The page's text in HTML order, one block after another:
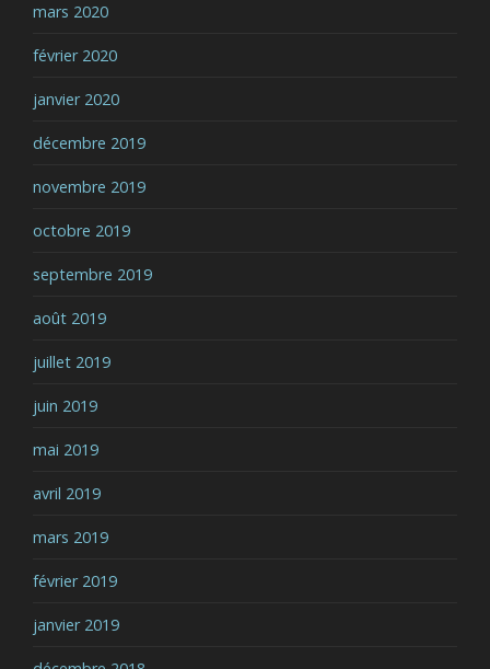
mars 2020
février 2020
janvier 2020
décembre 2019
novembre 2019
octobre 2019
septembre 2019
août 2019
juillet 2019
juin 2019
mai 2019
avril 2019
mars 2019
février 2019
janvier 2019